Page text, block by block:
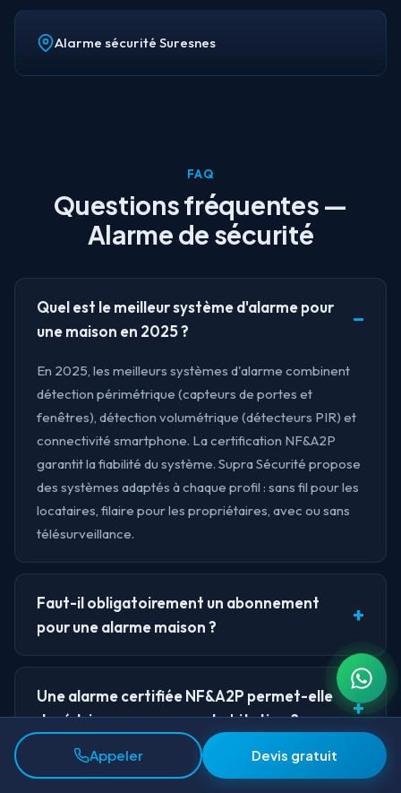
Alarme sécurité Suresnes
FAQ
Questions fréquentes —
Alarme de sécurité
Quel est le meilleur système d'alarme pour
une maison en 2025 ?
En 2025, les meilleurs systèmes d'alarme combinent
détection périmétrique (capteurs de portes et
fenêtres), détection volumétrique (détecteurs PIR) et
connectivité smartphone. La certification NF&A2P
garantit la fiabilité du système. Supra Sécurité propose
des systèmes adaptés à chaque profil : sans fil pour les
locataires, filaire pour les propriétaires, avec ou sans
télésurveillance.
Faut-il obligatoirement un abonnement
pour une alarme maison ?
Une alarme certifiée NF&A2P permet-elle
de réduire son assurance habitation ?
Appeler Devis gratuit